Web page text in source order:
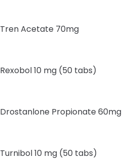
Tren Acetate 70mg
Rexobol 10 mg (50 tabs)
Drostanlone Propionate 60mg
Turnibol 10 mg (50 tabs)